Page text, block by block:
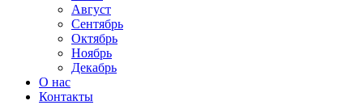
Август
Сентябрь
Октябрь
Ноябрь
Декабрь
О нас
Контакты